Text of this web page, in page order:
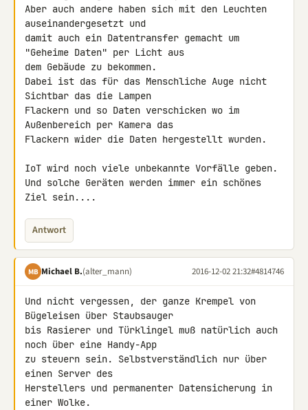
Aber auch andere haben sich mit den Leuchten
auseinandergesetzt und
damit auch ein Datentransfer gemacht um
"Geheime Daten" per Licht aus
dem Gebäude zu bekommen.
Dabei ist das für das Menschliche Auge nicht
Sichtbar das die Lampen
Flackern und so Daten verschicken wo im
Außenbereich per Kamera das
Flackern wider die Daten hergestellt wurden.
IoT wird noch viele unbekannte Vorfälle geben.
Und solche Geräten werden immer ein schönes
Ziel sein....
Antwort
MB Michael B.(alter_mann) 2016-12-02 21:32#4814746
Und nicht vergessen, der ganze Krempel von
Bügeleisen über Staubsauger
bis Rasierer und Türklingel muß natürlich auch
noch über eine Handy-App
zu steuern sein. Selbstverständlich nur über
einen Server des
Herstellers und permanenter Datensicherung in
einer Wolke.